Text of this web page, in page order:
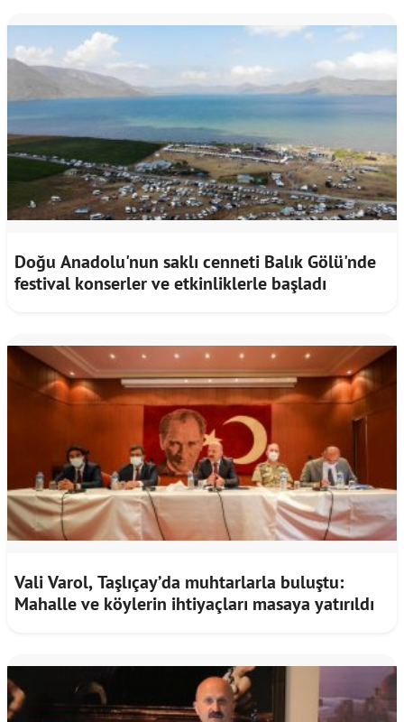
Doğu Anadolu'nun saklı cenneti Balık Gölü'nde
festival konserler ve etkinliklerle başladı
Vali Varol, Taşlıçay’da muhtarlarla buluştu:
Mahalle ve köylerin ihtiyaçları masaya yatırıldı